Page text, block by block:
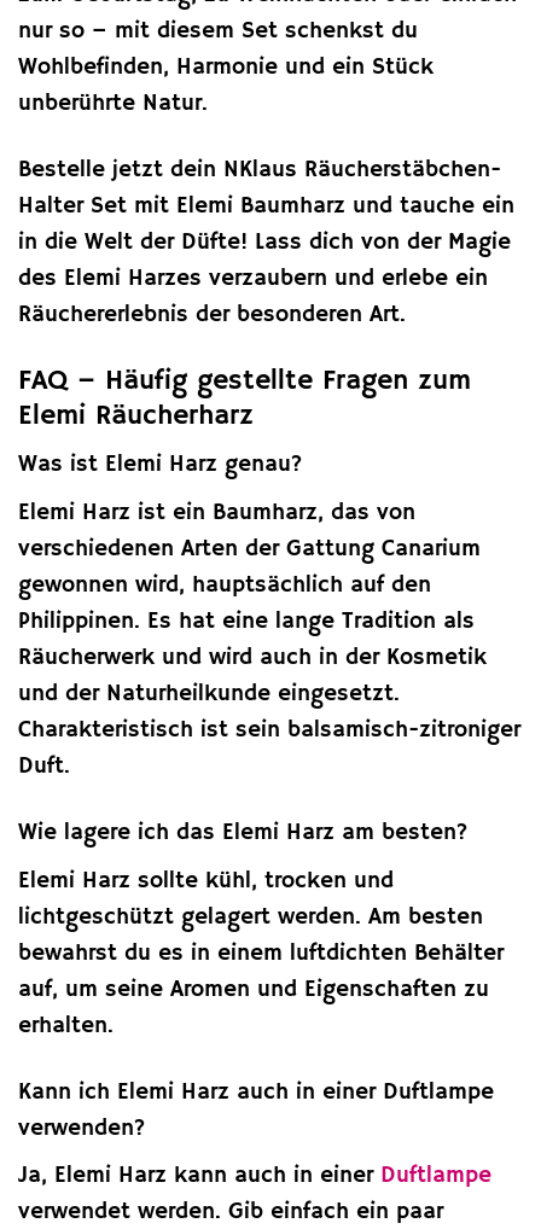
nur so – mit diesem Set schenkst du
Wohlbefinden, Harmonie und ein Stück
unberührte Natur.
Bestelle jetzt dein NKlaus Räucherstäbchen-
Halter Set mit Elemi Baumharz und tauche ein
in die Welt der Düfte! Lass dich von der Magie
des Elemi Harzes verzaubern und erlebe ein
Räuchererlebnis der besonderen Art.
FAQ – Häufig gestellte Fragen zum
Elemi Räucherharz
Was ist Elemi Harz genau?
Elemi Harz ist ein Baumharz, das von
verschiedenen Arten der Gattung Canarium
gewonnen wird, hauptsächlich auf den
Philippinen. Es hat eine lange Tradition als
Räucherwerk und wird auch in der Kosmetik
und der Naturheilkunde eingesetzt.
Charakteristisch ist sein balsamisch-zitroniger
Duft.
Wie lagere ich das Elemi Harz am besten?
Elemi Harz sollte kühl, trocken und
lichtgeschützt gelagert werden. Am besten
bewahrst du es in einem luftdichten Behälter
auf, um seine Aromen und Eigenschaften zu
erhalten.
Kann ich Elemi Harz auch in einer Duftlampe
verwenden?
Ja, Elemi Harz kann auch in einer Duftlampe
verwendet werden. Gib einfach ein paar